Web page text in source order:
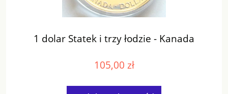
1 dolar Statek i trzy łodzie - Kanada
105,00 zł